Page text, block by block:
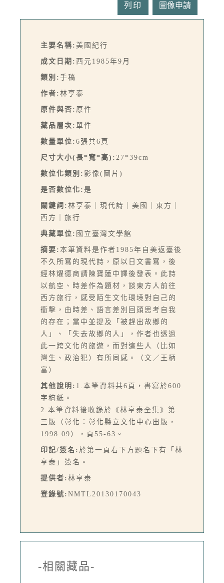
列印
主要名稱: 美國紀行
成文日期: 西元1985年9月
類別: 手稿
作者: 林亨泰
原件與否: 原件
藏品層次: 單件
數量單位: 6張共6頁
尺寸大小(長*寬*高): 27*39cm
數位化類別: 影像(圖片)
是否數位化: 是
關鍵詞: 林亨泰｜現代詩｜美國｜東方｜
西方｜旅行
典藏單位: 國立臺灣文學館
摘要: 本筆資料是作者1985年自美返臺後
不久所寫的現代詩，原以日文書寫，後
經林燿德商請陳寶蓮中譯後發表。此詩
以航空、時差作為題材，談東方人前往
西方旅行，感受陌生文化環境對自己的
衝擊，由時差、語言差別回頭思考自我
的存在；當中並提及「被趕出故鄉的
人」、「失去故鄉的人」，作者也透過
此一跨文化的旅遊，而對這些人（比如
灣生、政治犯）有所同感。（文／王柄
富）
其他說明: 1.本筆資料共6頁，書寫於600
字稿紙。
2.本筆資料後收錄於《林亨泰全集》第
三版（彰化：彰化縣立文化中心出版，
1998.09），頁55-63。
印記/簽名: 於第一頁右下方題名下有「林
亨泰」簽名。
提供者: 林亨泰
登錄號: NMTL20130170043
-相關藏品-